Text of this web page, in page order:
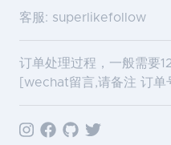
客服: superlikefollow
订单处理过程，一般需要
[wechat留言,请备注 订单